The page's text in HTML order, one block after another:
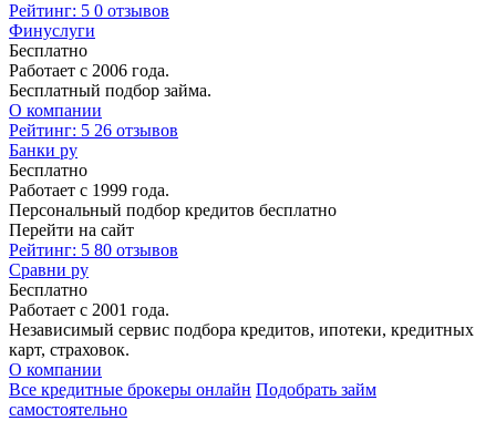
Рейтинг: 5 0 отзывов
Финуслуги
Бесплатно
Работает с 2006 года.
Бесплатный подбор займа.
О компании
Рейтинг: 5 26 отзывов
Банки ру
Бесплатно
Работает с 1999 года.
Персональный подбор кредитов бесплатно
Перейти на сайт
Рейтинг: 5 80 отзывов
Сравни ру
Бесплатно
Работает с 2001 года.
Независимый сервис подбора кредитов, ипотеки, кредитных
карт, страховок.
О компании
Все кредитные брокеры онлайн Подобрать займ
самостоятельно